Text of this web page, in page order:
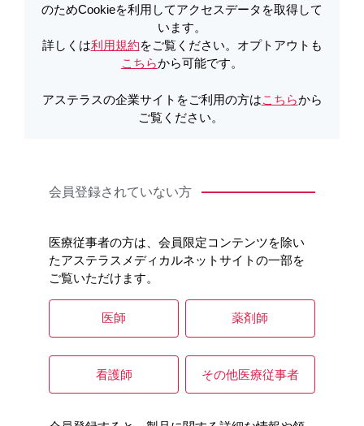
製品詳細
製品Q&A
のためCookieを利用してアクセスデータを取得して
います。
詳しくは利用規約をご覧ください。オプトアウトも
こちらから可能です。
アステラスの企業サイトをご利用の方はこちらから
ご覧ください。
会員登録されていない方
医療従事者の方は、会員限定コンテンツを除い
たアステラスメディカルネットサイトの一部を
ご覧いただけます。
医師 薬剤師
看護師 その他医療従事者